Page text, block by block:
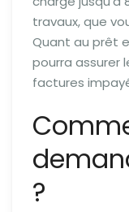
travaux, que
Quant au prêt
pourra assurer
factures
?